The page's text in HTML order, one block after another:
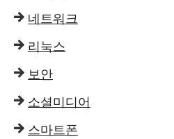
네트워크
리눅스
보안
소셜미디어
스마트폰